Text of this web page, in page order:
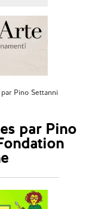
Pino Settanni
par Pino